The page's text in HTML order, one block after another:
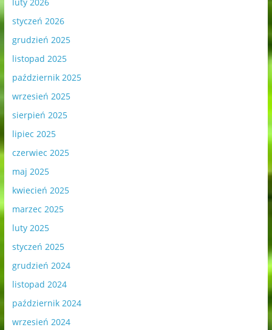
luty 2026
styczeń 2026
grudzień 2025
listopad 2025
październik 2025
wrzesień 2025
sierpień 2025
lipiec 2025
czerwiec 2025
maj 2025
kwiecień 2025
marzec 2025
luty 2025
styczeń 2025
grudzień 2024
listopad 2024
październik 2024
wrzesień 2024